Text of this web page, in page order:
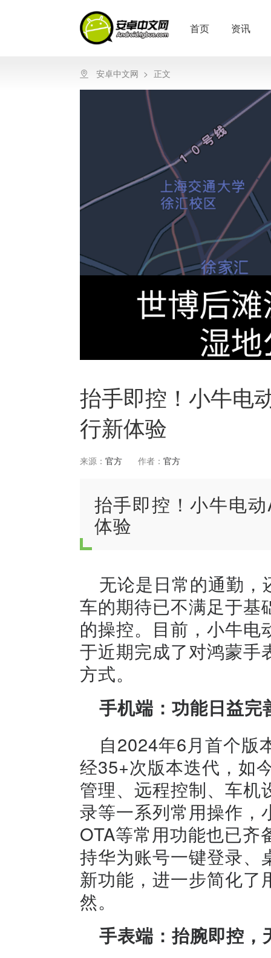
首页 资讯
安卓中文网 > 正文
抬手即控！小牛电
行新体验
来源： 官方 作者： 官方
抬手即控！小牛电
体验
无论是日常的通勤
车的期待已不满足于基
的操控。目前，小牛
于近期完成了对鸿蒙手
方式。
手机端：功能日益完
自2024年6月首个版
经35+次版本迭代，如
管理、远程控制、车机
录等一系列常用操作，
OTA等常用功能也已
持华为账号一键登录、
新功能，进一步简化了
然。
手表端：抬腕即控，